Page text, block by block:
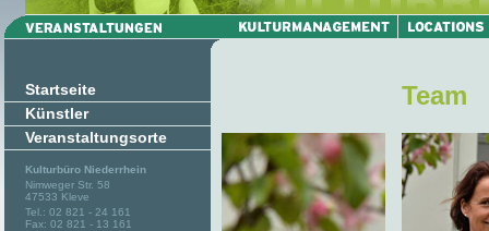
Startseite
Künstler
Veranstaltungsorte
Kulturbüro Niederrhein
Nimweger Str. 58
47533 Kleve
Tel.: 02 821 - 24 161
Fax: 02 821 - 13 161
Team